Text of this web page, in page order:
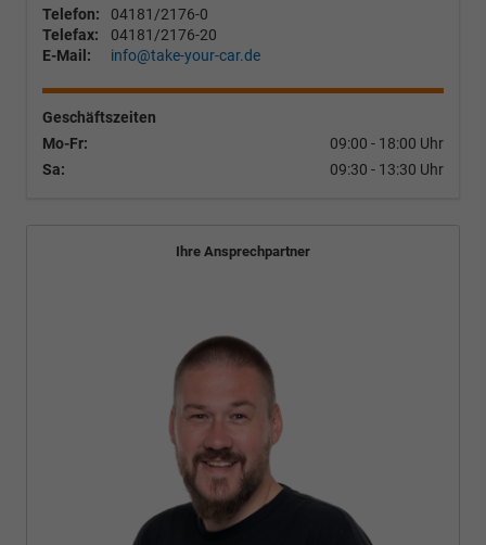
Telefon:
04181/2176-0
Telefax:
04181/2176-20
E-Mail:
info@take-your-car.de
Geschäftszeiten
Mo-Fr:
09:00 - 18:00 Uhr
Sa:
09:30 - 13:30 Uhr
Ihre Ansprechpartner